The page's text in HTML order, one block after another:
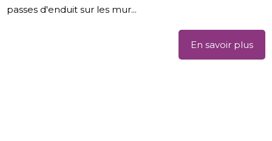
passes d'enduit sur les mur...
En savoir plus